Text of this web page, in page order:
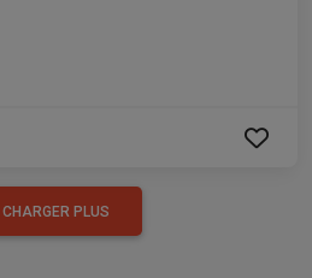
CHARGER PLUS